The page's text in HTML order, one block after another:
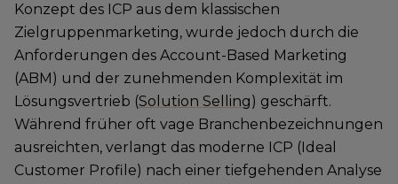
Konzept des ICP aus dem klassischen
Zielgruppenmarketing, wurde jedoch durch die
Anforderungen des Account-Based Marketing
(ABM) und der zunehmenden Komplexität im
Lösungsvertrieb (Solution Selling) geschärft.
Während früher oft vage Branchenbezeichnungen
ausreichten, verlangt das moderne ICP (Ideal
Customer Profile) nach einer tiefgehenden Analyse